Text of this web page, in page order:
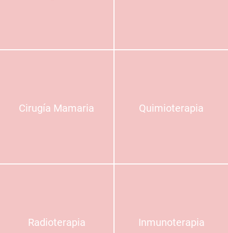
Cirugía Mamaria Quimioterapia
Radioterapia Inmunoterapia